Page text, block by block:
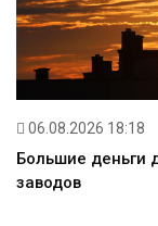
06.08.2026 18:18
Большие деньги
заводов